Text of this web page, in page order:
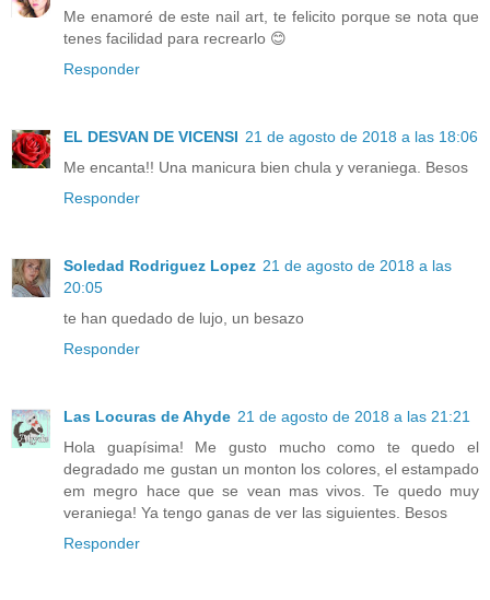
Me enamoré de este nail art, te felicito porque se nota que
tenes facilidad para recrearlo 😊
Responder
EL DESVAN DE VICENSI 21 de agosto de 2018 a las 18:06
Me encanta!! Una manicura bien chula y veraniega. Besos
Responder
Soledad Rodriguez Lopez 21 de agosto de 2018 a las
20:05
te han quedado de lujo, un besazo
Responder
Las Locuras de Ahyde 21 de agosto de 2018 a las 21:21
Hola guapísima! Me gusto mucho como te quedo el
degradado me gustan un monton los colores, el estampado
em megro hace que se vean mas vivos. Te quedo muy
veraniega! Ya tengo ganas de ver las siguientes. Besos
Responder